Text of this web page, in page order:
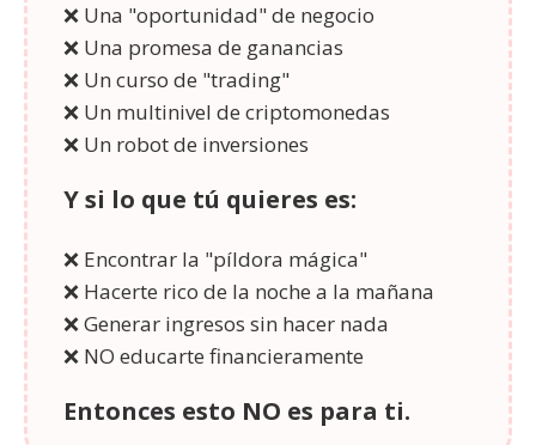
❌ Una "oportunidad" de negocio
❌ Una promesa de ganancias
❌ Un curso de "trading"
❌ Un multinivel de criptomonedas
❌ Un robot de inversiones
Y si lo que tú quieres es:
❌ Encontrar la "píldora mágica"
❌ Hacerte rico de la noche a la mañana
❌ Generar ingresos sin hacer nada
❌ NO educarte financieramente
Entonces esto NO es para ti.